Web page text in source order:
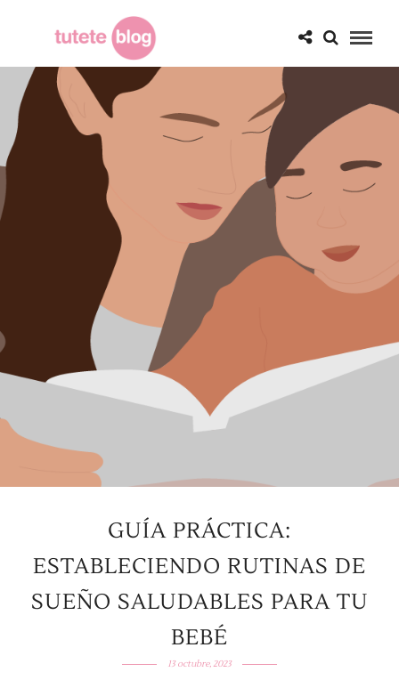
GUÍA PRÁCTICA:
ESTABLECIENDO RUTINAS DE
SUEÑO SALUDABLES PARA TU
BEBÉ
13 octubre, 2023